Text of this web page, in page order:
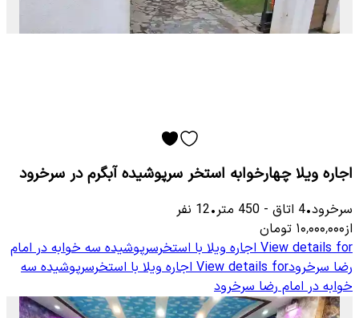
اجاره ویلا چهارخوابه استخر سرپوشیده آبگرم در سرخرود
سرخرود•
4 اتاق -
450 متر•
12 نفر
از۱۰٬۰۰۰٬۰۰۰ تومان
View details for اجاره ویلا با استخرسرپوشیده سه خوابه در امام
رضا سرخرودView details for اجاره ویلا با استخرسرپوشیده سه
خوابه در امام رضا سرخرود